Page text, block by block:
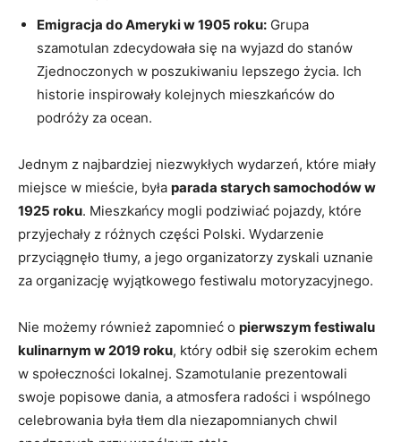
Emigracja do Ameryki w 1905 roku: Grupa
szamotulan zdecydowała się na wyjazd do stanów
Zjednoczonych w poszukiwaniu lepszego życia. Ich
historie inspirowały kolejnych mieszkańców do
podróży za ocean.
Jednym z najbardziej niezwykłych wydarzeń, które miały
miejsce w mieście, była parada starych samochodów w
1925 roku. Mieszkańcy mogli podziwiać pojazdy, które
przyjechały z różnych części Polski. Wydarzenie
przyciągnęło tłumy, a jego organizatorzy zyskali uznanie
za organizację wyjątkowego festiwalu motoryzacyjnego.
Nie możemy również zapomnieć o pierwszym festiwalu
kulinarnym w 2019 roku, który odbił się szerokim echem
w społeczności lokalnej. Szamotulanie prezentowali
swoje popisowe dania, a atmosfera radości i wspólnego
celebrowania była tłem dla niezapomnianych chwil